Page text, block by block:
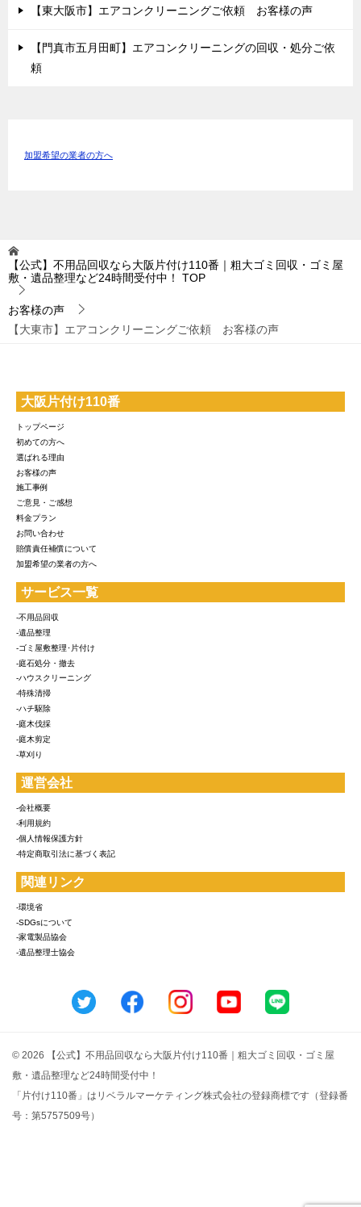
【東大阪市】エアコンクリーニングご依頼 お客様の声
【門真市五月田町】エアコンクリーニングの回収・処分ご依
頼
加盟希望の業者の方へ
【公式】不用品回収なら大阪片付け110番｜粗大ゴミ回収・ゴミ屋
敷・遺品整理など24時間受付中！
TOP
お客様の声
【大東市】エアコンクリーニングご依頼 お客様の声
大阪片付け110番
トップページ
初めての方へ
選ばれる理由
お客様の声
施工事例
ご意見・ご感想
料金プラン
お問い合わせ
賠償責任補償について
加盟希望の業者の方へ
サービス一覧
-不用品回収
-遺品整理
-ゴミ屋敷整理･片付け
-庭石処分・撤去
-ハウスクリーニング
-特殊清掃
-ハチ駆除
-庭木伐採
-庭木剪定
-草刈り
運営会社
-会社概要
-利用規約
-個人情報保護方針
-特定商取引法に基づく表記
関連リンク
-環境省
-SDGsについて
-家電製品協会
-遺品整理士協会
© 2026 【公式】不用品回収なら大阪片付け110番｜粗大ゴミ回収・ゴミ屋
敷・遺品整理など24時間受付中！
「片付け110番」はリベラルマーケティング株式会社の登録商標です（登録番
号：第5757509号）